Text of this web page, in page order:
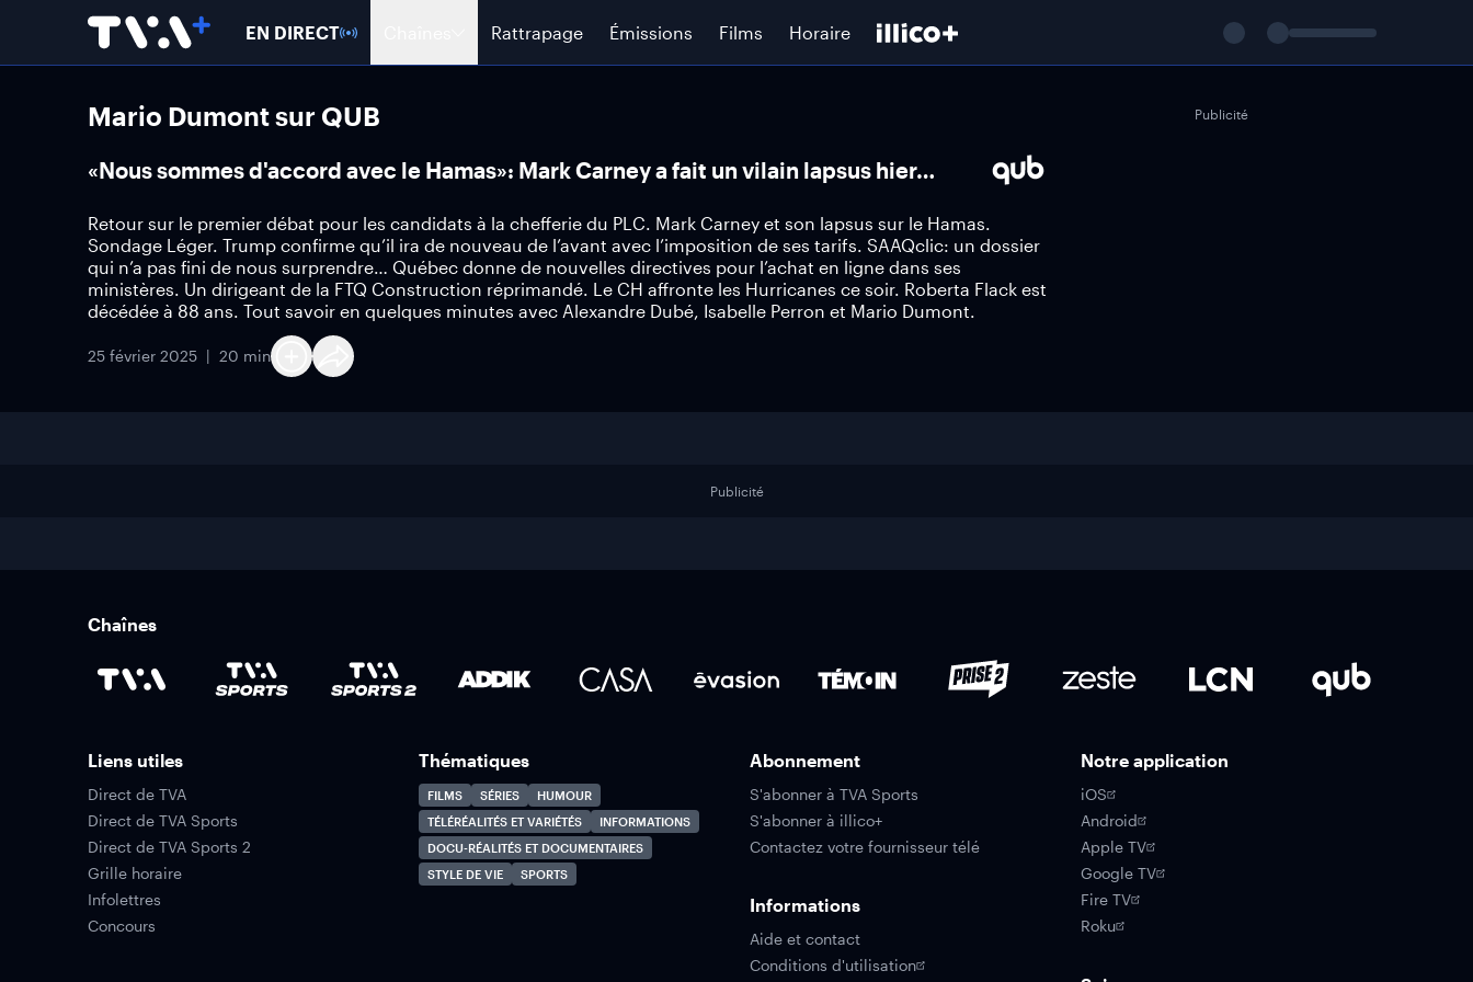
EN DIRECT Rattrapage Émissions Films Horaire
Mario Dumont sur QUB
«Nous sommes d'accord avec le Hamas»: Mark Carney a fait un vilain lapsus hier…
Retour sur le premier débat pour les candidats à la chefferie du PLC. Mark Carney et son lapsus sur le Hamas.
Sondage Léger. Trump confirme qu’il ira de nouveau de l’avant avec l’imposition de ses tarifs. SAAQclic: un dossier
qui n’a pas fini de nous surprendre… Québec donne de nouvelles directives pour l’achat en ligne dans ses
ministères. Un dirigeant de la FTQ Construction réprimandé. Le CH affronte les Hurricanes ce soir. Roberta Flack est
décédée à 88 ans. Tout savoir en quelques minutes avec Alexandre Dubé, Isabelle Perron et Mario Dumont.
25 février 2025 20 min
Publicité
Publicité
Chaînes
Liens utiles
Direct de TVA
Direct de TVA Sports
Direct de TVA Sports 2
Grille horaire
Infolettres
Concours
Thématiques
FILMS SÉRIES
HUMOUR
TÉLÉRÉALITÉS ET VARIÉTÉS
INFORMATIONS
DOCU-RÉALITÉS ET DOCUMENTAIRES
STYLE DE VIE
SPORTS
Abonnement
S'abonner à TVA Sports
S'abonner à illico+
Contactez votre fournisseur télé
Informations
Aide et contact
Conditions d'utilisation
Notre application
iOS
Android
Apple TV
Google TV
Fire TV
Roku